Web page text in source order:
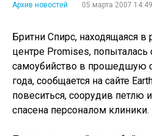
Архив новостей 05 марта 2007 14:49
Бритни Спирс, находящаяся в
центре Promises,
самоубийство в прошедшую
года, сообщается на сайте
повеситься, соорудив петлю
спасена персоналом клиники.